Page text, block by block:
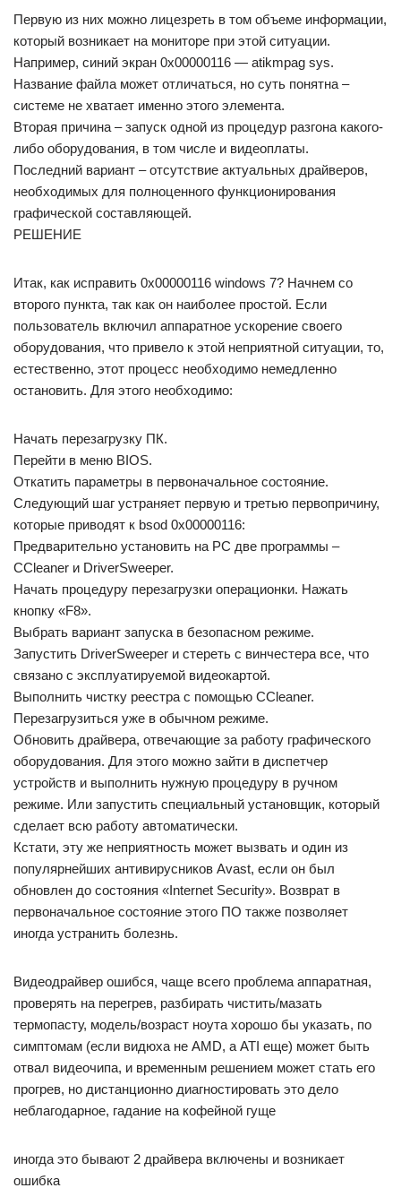
Первую из них можно лицезреть в том объеме информации,
который возникает на мониторе при этой ситуации.
Например, синий экран 0x00000116 — atikmpag sys.
Название файла может отличаться, но суть понятна –
системе не хватает именно этого элемента.
Вторая причина – запуск одной из процедур разгона какого-
либо оборудования, в том числе и видеоплаты.
Последний вариант – отсутствие актуальных драйверов,
необходимых для полноценного функционирования
графической составляющей.
РЕШЕНИЕ
Итак, как исправить 0x00000116 windows 7? Начнем со
второго пункта, так как он наиболее простой. Если
пользователь включил аппаратное ускорение своего
оборудования, что привело к этой неприятной ситуации, то,
естественно, этот процесс необходимо немедленно
остановить. Для этого необходимо:
Начать перезагрузку ПК.
Перейти в меню BIOS.
Откатить параметры в первоначальное состояние.
Следующий шаг устраняет первую и третью первопричину,
которые приводят к bsod 0x00000116:
Предварительно установить на PC две программы –
CСleaner и DriverSweeper.
Начать процедуру перезагрузки операционки. Нажать
кнопку «F8».
Выбрать вариант запуска в безопасном режиме.
Запустить DriverSweeper и стереть с винчестера все, что
связано с эксплуатируемой видеокартой.
Выполнить чистку реестра с помощью CСleaner.
Перезагрузиться уже в обычном режиме.
Обновить драйвера, отвечающие за работу графического
оборудования. Для этого можно зайти в диспетчер
устройств и выполнить нужную процедуру в ручном
режиме. Или запустить специальный установщик, который
сделает всю работу автоматически.
Кстати, эту же неприятность может вызвать и один из
популярнейших антивирусников Avast, если он был
обновлен до состояния «Internet Security». Возврат в
первоначальное состояние этого ПО также позволяет
иногда устранить болезнь.
Видеодрайвер ошибся, чаще всего проблема аппаратная,
проверять на перегрев, разбирать чистить/мазать
термопасту, модель/возраст ноута хорошо бы указать, по
симптомам (если видюха не AMD, а ATI еще) может быть
отвал видеочипа, и временным решением может стать его
прогрев, но дистанционно диагностировать это дело
неблагодарное, гадание на кофейной гуще
иногда это бывают 2 драйвера включены и возникает
ошибка